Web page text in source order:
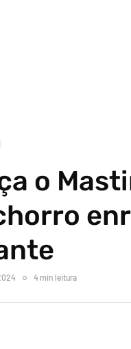
o
4 min leitura